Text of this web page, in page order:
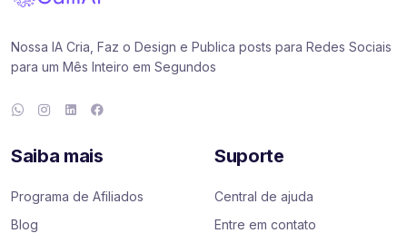
Nossa IA Cria, Faz o Design e Publica posts para Redes Sociais
para um Mês Inteiro em Segundos
Saiba mais
Programa de Afiliados
Blog
Suporte
Central de ajuda
Entre em contato